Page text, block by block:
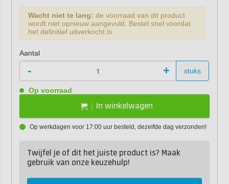
Wacht niet te lang: de voorraad van dit product
wordt niet opnieuw aangevuld. Bestel snel voordat
het definitief uitverkocht is.
Aantal
- + stuks
Op voorraad
In winkelwagen
Op werkdagen voor 17:00 uur besteld, dezelfde dag verzonden!
Twijfel je of dit het juiste product is? Maak
gebruik van onze keuzehulp!